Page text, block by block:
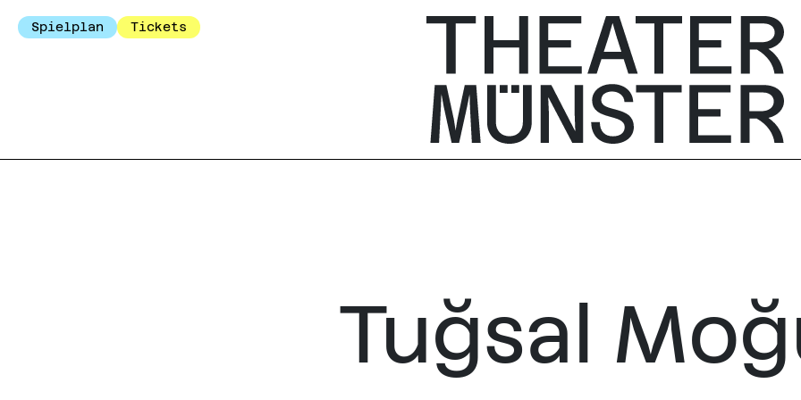
Spielplan Tickets
Tuğsal